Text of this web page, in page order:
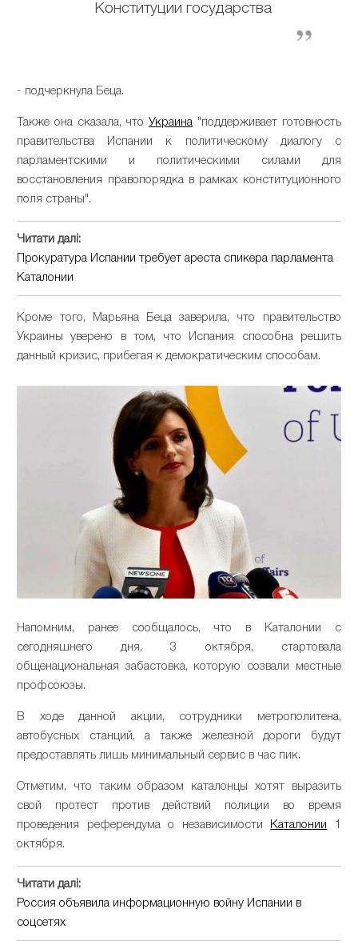
Конституции государства
- подчеркнула Беца.
Также она сказала, что Украина "поддерживает готовность
правительства Испании к политическому диалогу с
парламентскими и политическими силами для
восстановления правопорядка в рамках конституционного
поля страны".
Читати далі:
Прокуратура Испании требует ареста спикера парламента
Каталонии
Кроме того, Марьяна Беца заверила, что правительство
Украины уверено в том, что Испания способна решить
данный кризис, прибегая к демократическим способам.
Напомним, ранее сообщалось, что в Каталонии с
сегодняшнего дня, 3 октября, стартовала
общенациональная забастовка, которую созвали местные
профсоюзы.
В ходе данной акции, сотрудники метрополитена,
автобусных станций, а также железной дороги будут
предоставлять лишь минимальный сервис в час пик.
Отметим, что таким образом каталонцы хотят выразить
свой протест против действий полиции во время
проведения референдума о независимости
Каталонии 1
октября.
Читати далі:
Россия объявила информационную войну Испании в
соцсетях